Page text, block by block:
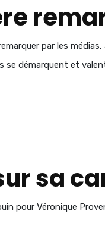
par les
se démarquent et
sa
pour Véronique